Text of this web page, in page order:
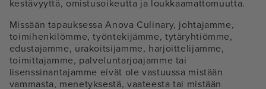
kestävyyttä, omistusoikeutta ja loukkaamattomuutta.
Missään tapauksessa Anova Culinary, johtajamme,
toimihenkilömme, työntekijämme, tytäryhtiömme,
edustajamme, urakoitsijamme, harjoittelijamme,
toimittajamme, palveluntarjoajamme tai
lisenssinantajamme eivät ole vastuussa mistään
vammasta, menetyksestä, vaateesta tai mistään